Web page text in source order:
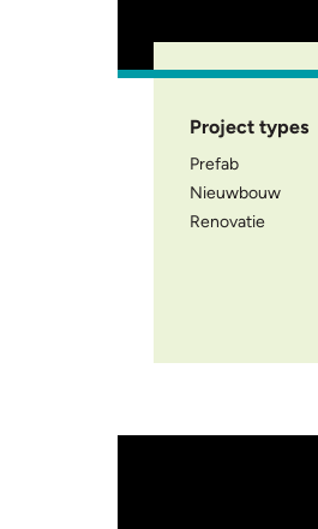
Project types
Prefab
Nieuwbouw
Renovatie